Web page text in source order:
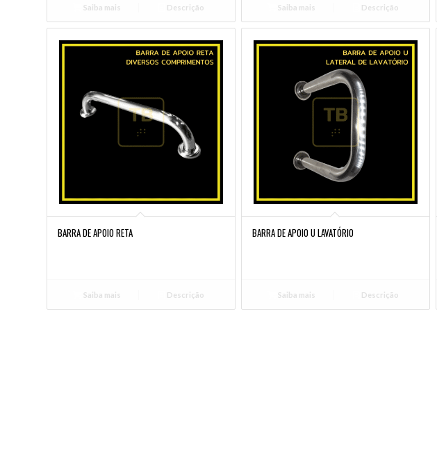
Saiba mais Descrição Saiba mais Descrição
BARRA DE APOIO RETA
Saiba mais Descrição
BARRA DE APOIO U LAVATÓRIO
Saiba mais Descrição